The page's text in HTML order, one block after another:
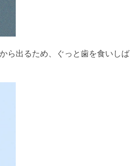
ら出るため、ぐっと歯を食いしば